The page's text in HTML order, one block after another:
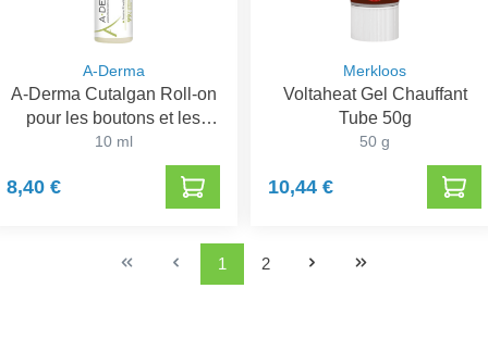
A-Derma
A-Derma Cutalgan Roll-on
pour les boutons et les
rougeurs
10 ml
8,40 €
Merkloos
Voltaheat Gel Chauffant
Tube 50g
50 g
10,44 €
1 2